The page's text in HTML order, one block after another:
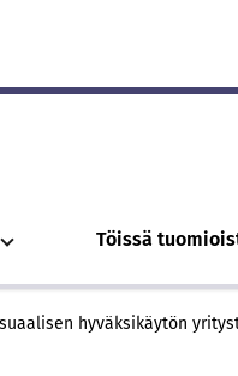
Töissä
hyväksikäytön